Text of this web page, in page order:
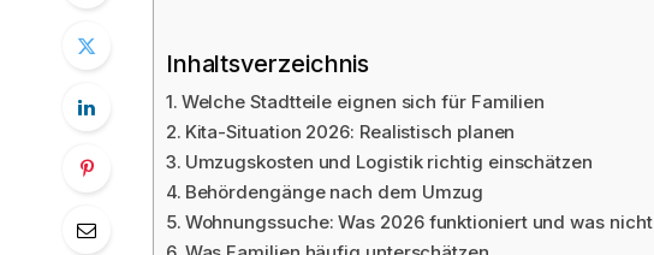
Inhaltsverzeichnis
Welche Stadtteile eignen sich für Familien
Kita-Situation 2026: Realistisch planen
Umzugskosten und Logistik richtig einschätzen
Behördengänge nach dem Umzug
Wohnungssuche: Was 2026 funktioniert und was nicht